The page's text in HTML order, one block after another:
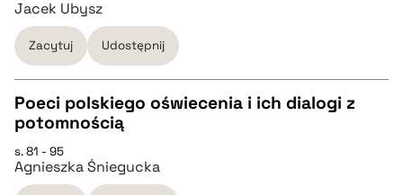
pobierz cytat
BIBTEX
pobierz cytat
Jacek Ubysz
Zacytuj Udostępnij
CZYSTY TEKST
pobierz cytat
Poeci polskiego oświecenia i ich dialogi z
potomnością
s. 81 - 95
Agnieszka Śniegucka